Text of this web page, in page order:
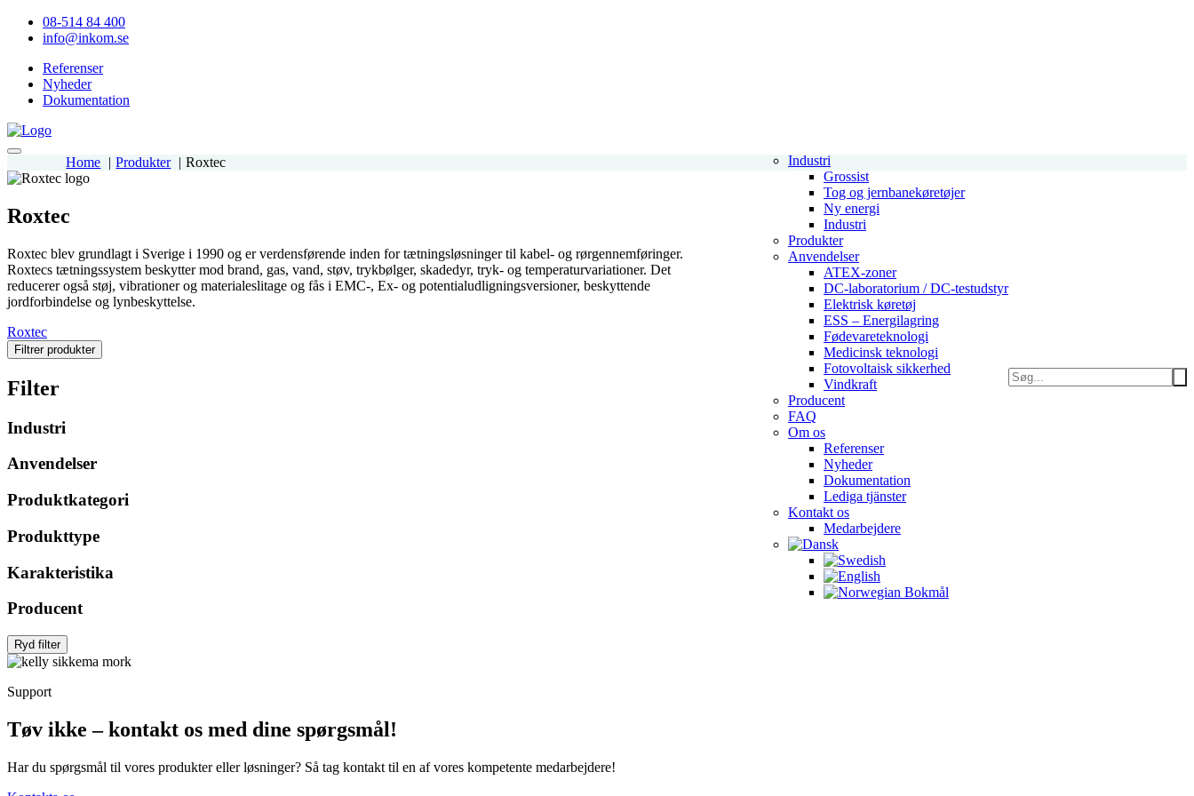
08-514 84 400
info@inkom.se
Referenser
Nyheder
Dokumentation
Industri
Grossist
Tog og jernbanekøretøjer
Ny energi
Industri
Produkter
Anvendelser
ATEX-zoner
DC-laboratorium / DC-testudstyr
Elektrisk køretøj
ESS – Energilagring
Fødevareteknologi
Medicinsk teknologi
Fotovoltaisk sikkerhed
Vindkraft
Producent
FAQ
Om os
Referenser
Nyheder
Dokumentation
Lediga tjänster
Kontakt os
Medarbejdere
Home Produkter Roxtec
Roxtec
Roxtec blev grundlagt i Sverige i 1990 og er verdensførende inden for tætningsløsninger til kabel- og rørgennemføringer.
Roxtecs tætningssystem beskytter mod brand, gas, vand, støv, trykbølger, skadedyr, tryk- og temperaturvariationer. Det
reducerer også støj, vibrationer og materialeslitage og fås i EMC-, Ex- og potentialudligningsversioner, beskyttende
jordforbindelse og lynbeskyttelse.
Roxtec
Filtrer produkter
Filter
Industri
Anvendelser
Produktkategori
Produkttype
Karakteristika
Producent
Ryd filter
Support
Tøv ikke – kontakt os med dine spørgsmål!
Har du spørgsmål til vores produkter eller løsninger? Så tag kontakt til en af vores kompetente medarbejdere!